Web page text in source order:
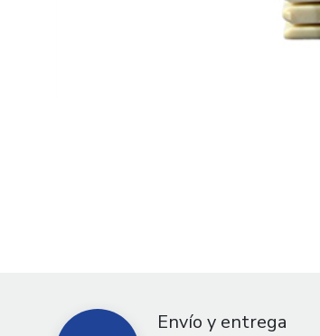
Envío y entrega